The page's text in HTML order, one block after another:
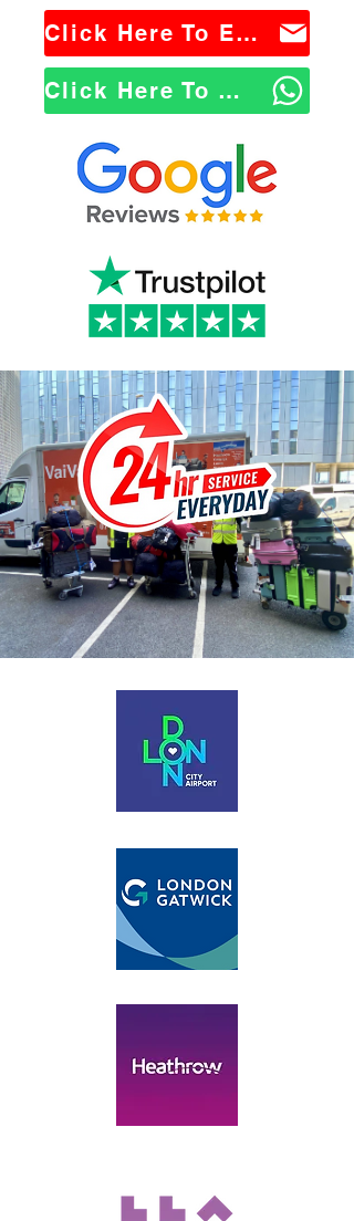
Click Here To Email Us
Click Here To WhatsApp Us